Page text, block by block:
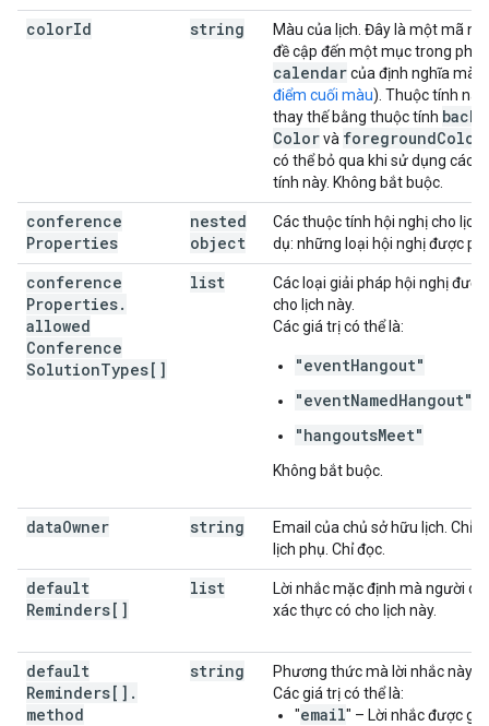
colorId string
Màu của lịch. Đây là một mã
đề cập đến một mục trong phần
calendarcủa định nghĩa màu
điểm cuối màu). Thuộc tính
thay thế bằng thuộc tính
Colorvà foregroundColor
có thể bỏ qua khi sử dụng các
tính này. Không bắt buộc.
conference
Properties
nested
object
Các thuộc tính hội nghị cho lịch
dụ: những loại hội nghị được
conference
Properties.
allowed
Conference
SolutionTypes[]
list
Các loại giải pháp hội nghị
cho lịch này.
Các giá trị có thể là:
"eventHangout"
"eventNamedHangout"
"hangoutsMeet"
Không bắt buộc.
dataOwner string
Email của chủ sở hữu lịch. Chỉ
lịch phụ. Chỉ đọc.
default
Reminders[]
list
Lời nhắc mặc định mà người
xác thực có cho lịch này.
default
Reminders[] .
method
string
Phương thức mà lời nhắc này
Các giá trị có thể là:
"email" – Lời nhắc được